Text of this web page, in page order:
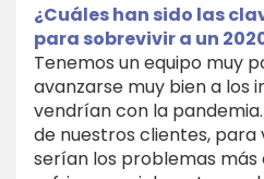
¿Cuáles han sido las
para sobrevivir a un
Tenemos un equipo muy
avanzarse muy bien a los
vendrían con la
de nuestros clientes, para
serían los problemas